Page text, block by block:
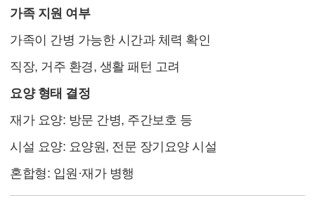
가족 지원 여부
가족이 간병 가능한 시간과 체력 확인
직장, 거주 환경, 생활 패턴 고려
요양 형태 결정
재가 요양: 방문 간병, 주간보호 등
시설 요양: 요양원, 전문 장기요양 시설
혼합형: 입원·재가 병행